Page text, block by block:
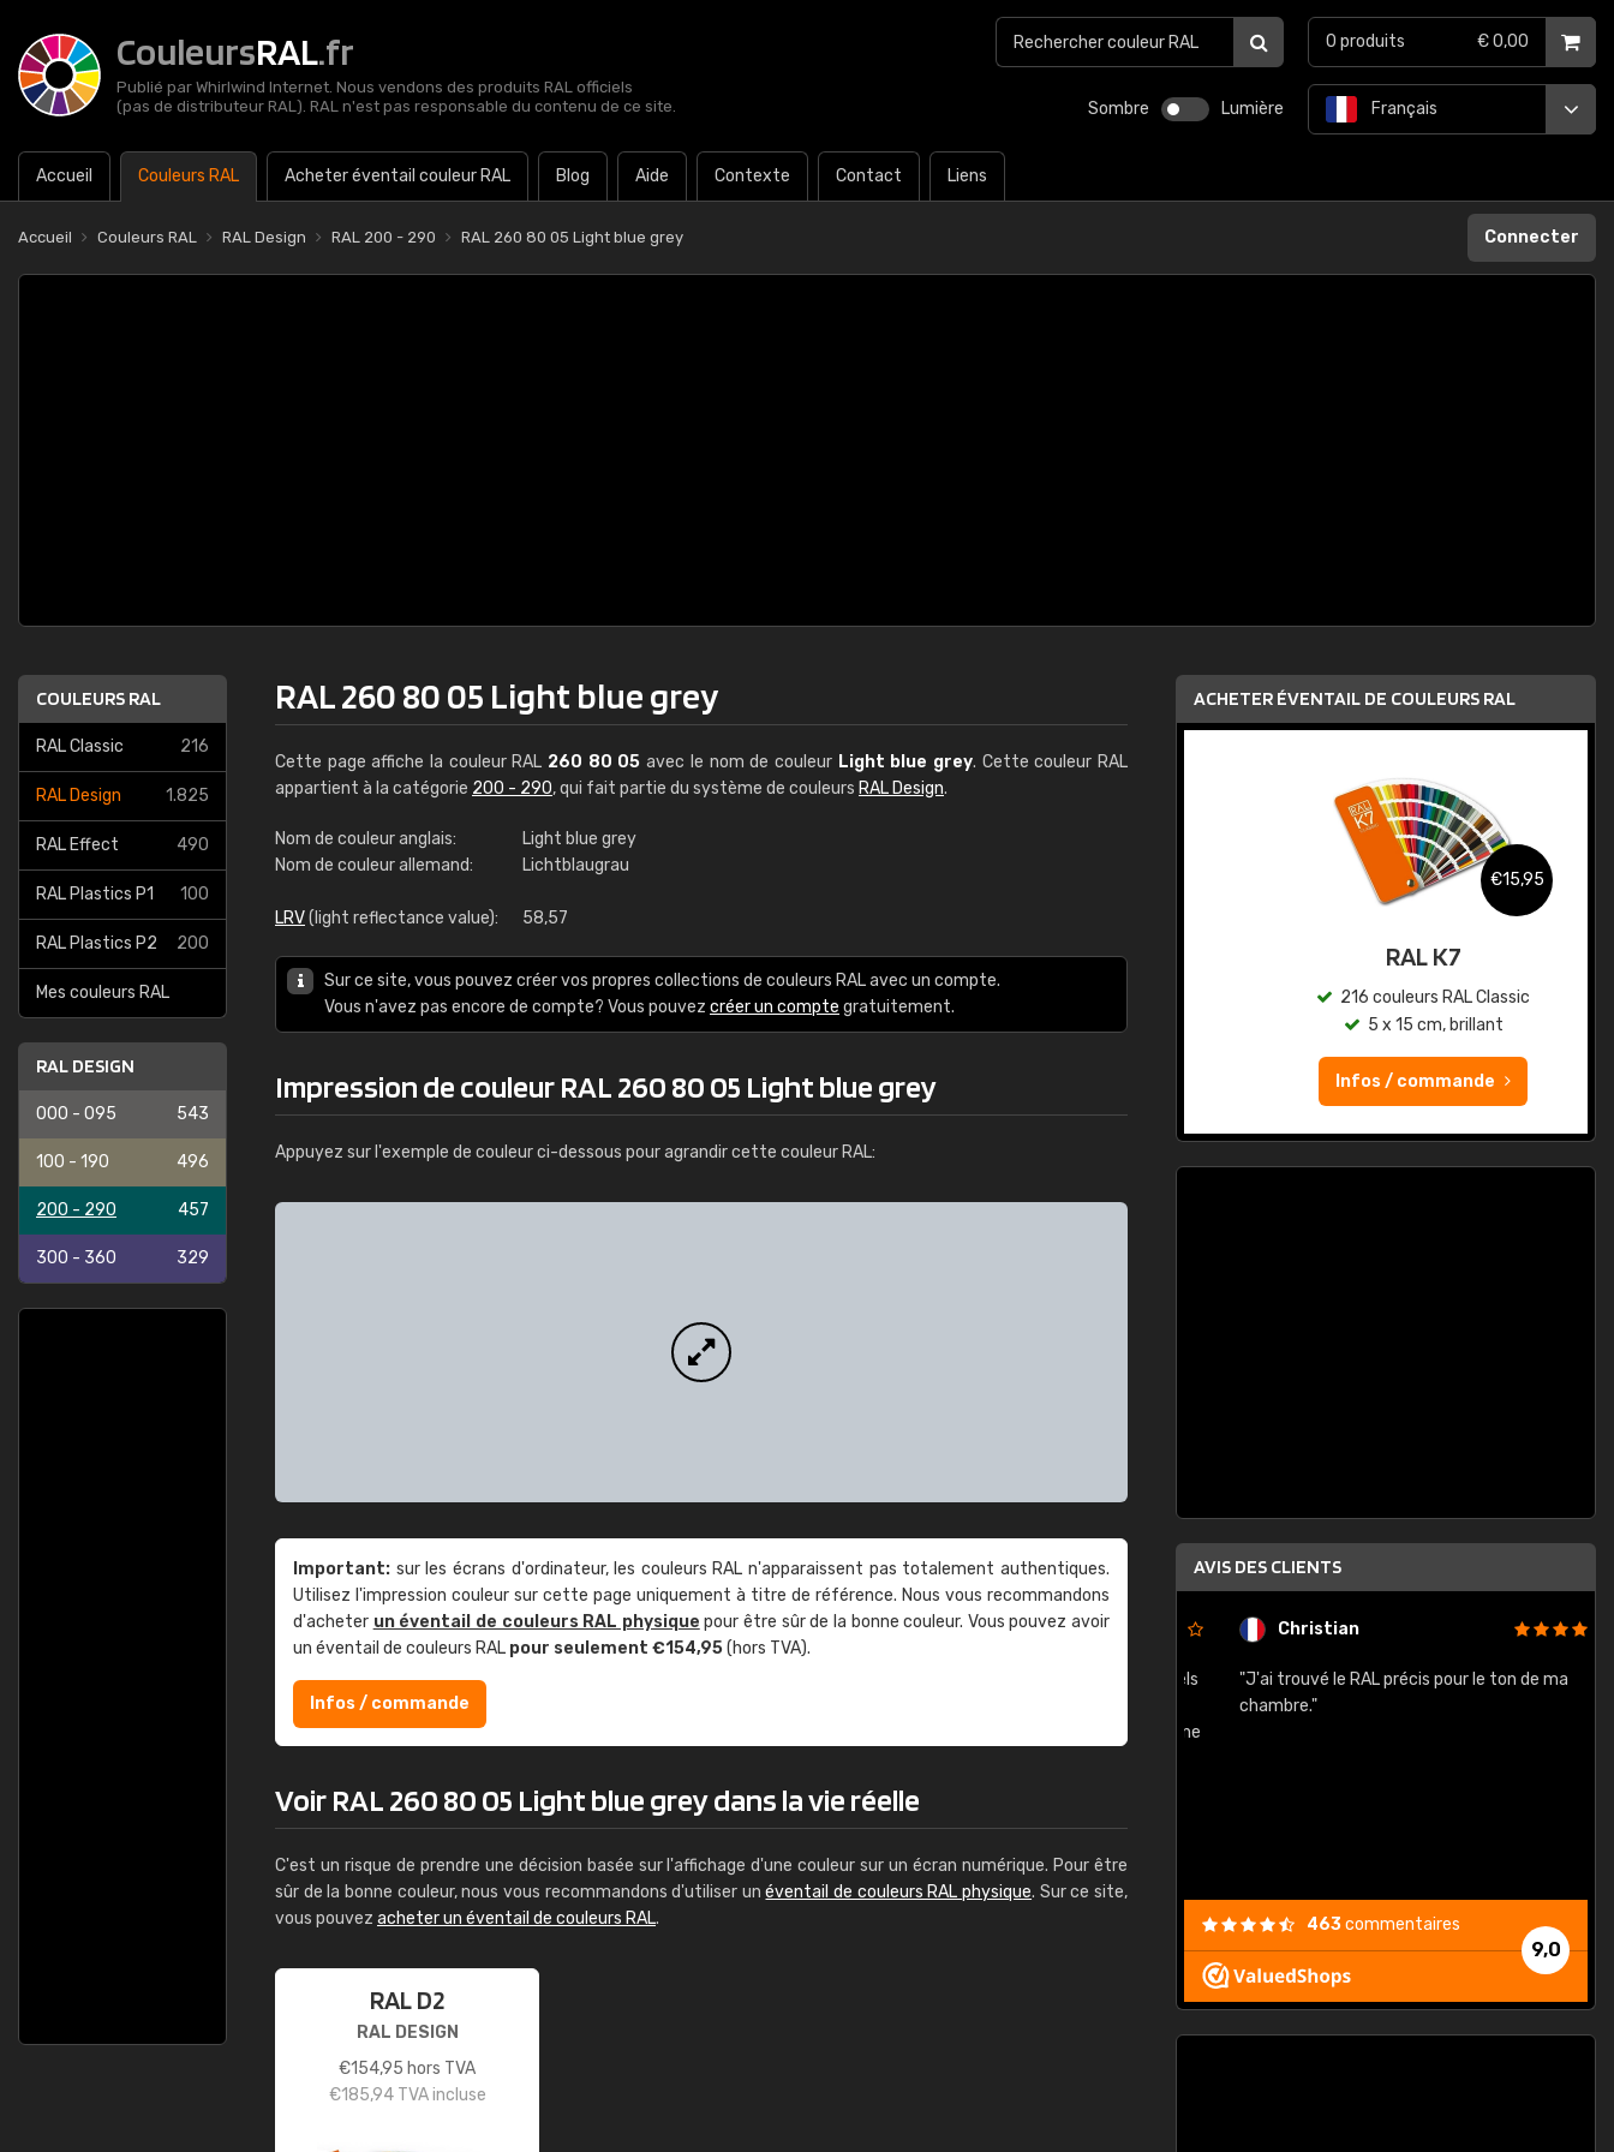
CouleursRAL.fr
Publié par Whirlwind Internet. Nous vendons des produits RAL officiels
(pas de distributeur RAL). RAL n'est pas responsable du contenu de ce site.
Sombre Lumière
Accueil Couleurs RAL Acheter éventail couleur RAL Blog Aide Contexte Contact Liens
Français
0 produits € 0,00
Accueil Couleurs RAL RAL Design RAL 200 - 290 RAL 260 80 05 Light blue grey Connecter
COULEURS RAL
RAL Classic 216
RAL Design 1.825
RAL Effect 490
RAL Plastics P1 100
RAL Plastics P2 200
Mes couleurs RAL
RAL DESIGN
000 - 095 543
100 - 190 496
200 - 290 457
300 - 360 329
RAL 260 80 05 Light blue grey
Cette page affiche la couleur RAL 260 80 05 avec le nom de couleur Light blue grey. Cette couleur RAL
appartient à la catégorie 200 - 290, qui fait partie du système de couleurs RAL Design.
Nom de couleur anglais:
Light blue grey
Nom de couleur allemand:
Lichtblaugrau
LRV(light reflectance value): 58,57
Sur ce site, vous pouvez créer vos propres collections de couleurs RAL avec un compte.
Vous n'avez pas encore de compte? Vous pouvez créer un compte gratuitement.
Impression de couleur RAL 260 80 05 Light blue grey
Appuyez sur l'exemple de couleur ci-dessous pour agrandir cette couleur RAL:
Important: sur les écrans d'ordinateur, les couleurs RAL n'apparaissent pas totalement authentiques.
Utilisez l'impression couleur sur cette page uniquement à titre de référence. Nous vous recommandons
d'acheter un éventail de couleurs RAL physique pour être sûr de la bonne couleur. Vous pouvez avoir
un éventail de couleurs RAL pour seulement €154,95(hors TVA).
Infos / commande
Voir RAL 260 80 05 Light blue grey dans la vie réelle
C'est un risque de prendre une décision basée sur l'affichage d'une couleur sur un écran numérique. Pour être
sûr de la bonne couleur, nous vous recommandons d'utiliser unéventail de couleurs RAL physique. Sur ce site,
vous pouvez acheter un éventail de couleurs RAL.
RAL D2
RAL DESIGN
€154,95 hors TVA
€185,94TVA incluse
ACHETER ÉVENTAIL DE COULEURS RAL
RAL K7 à base d'eau
216 couleurs RAL Classic
Infos / commande
€15,95
RAL K7
216 couleurs RAL Classic
5 x 15 cm, brillant
Infos / commande
AVIS DES CLIENTS
Guillaume Euvrard Christian
"J'ai trouvé le RAL précis pour le ton de ma
chambre."
9,0
463commentaires